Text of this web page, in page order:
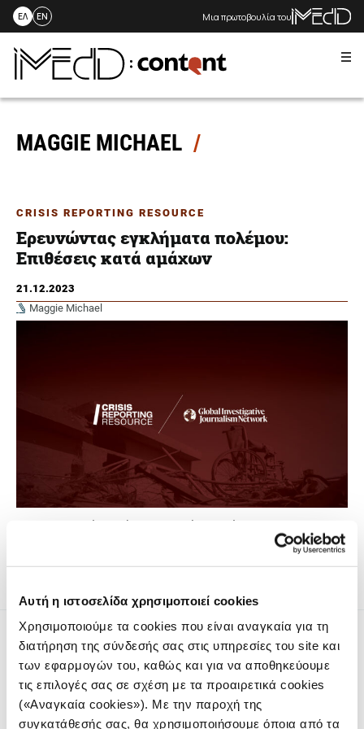
Αυτή η ιστοσελίδα χρησιμοποιεί cookies
Χρησιμοποιούμε τα cookies που είναι αναγκαία για τη
διατήρηση της σύνδεσής σας στις υπηρεσίες του site και
των εφαρμογών του, καθώς και για να αποθηκεύουμε
τις επιλογές σας σε σχέση με τα προαιρετικά cookies
(«Αναγκαία cookies»). Με την παροχή της
συγκατάθεσής σας, θα χρησιμοποιήσουμε όποια από τα
Skip
content
ΕΛ EN Μια πρωτοβουλία του
MAGGIE MICHAEL
CRISIS REPORTING RESOURCE
Ερευνώντας εγκλήματα πολέμου:
Επιθέσεις κατά αμάχων
21.12.2023
Maggie Michael
Οι δημοσιογράφοι γίνονται αυτόπτες μάρτυρες των
φρικαλεοτήτων που διαπράττονται εναντίον αμάχων.
Το iMEdD είναι ένας μη κερδοσκοπικός δημοσιογραφικός